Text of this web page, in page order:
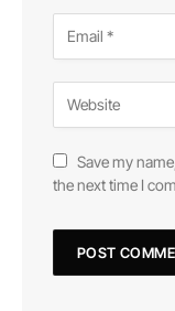
Save my
the next time I